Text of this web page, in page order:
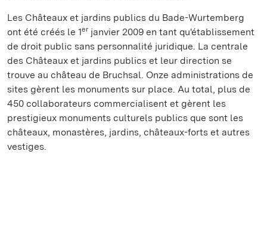
Les Châteaux et jardins publics du Bade-Wurtemberg
ont été créés le 1er janvier 2009 en tant qu'établissement
de droit public sans personnalité juridique. La centrale
des Châteaux et jardins publics et leur direction se
trouve au château de Bruchsal. Onze administrations de
sites gèrent les monuments sur place. Au total, plus de
450 collaborateurs commercialisent et gèrent les
prestigieux monuments culturels publics que sont les
châteaux, monastères, jardins, châteaux-forts et autres
vestiges.